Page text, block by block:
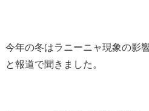
今年の冬はラニーニャ現象の影
と報道で聞きました。